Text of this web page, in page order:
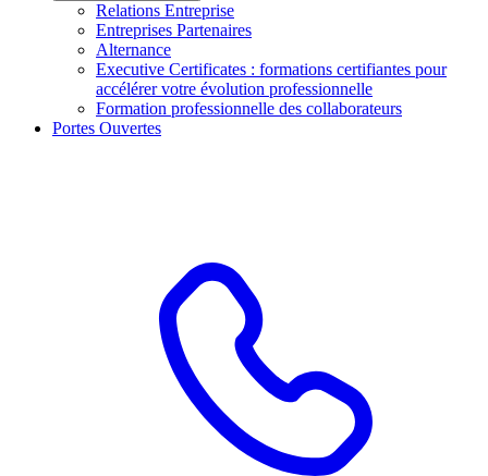
Relations Entreprise
Entreprises Partenaires
Alternance
Executive Certificates : formations certifiantes pour
accélérer votre évolution professionnelle
Formation professionnelle des collaborateurs
Portes Ouvertes